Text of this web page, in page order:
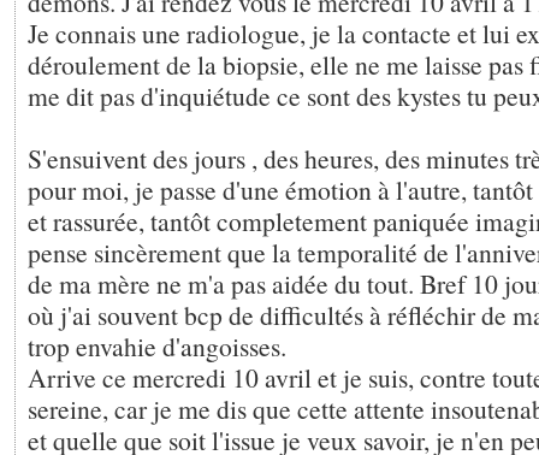
Je connais une radiologue, je la contacte et lui
déroulement de la biopsie, elle ne me laisse pas
me dit pas d'inquiétude ce sont des kystes tu
S'ensuivent des jours , des heures, des minutes
pour moi, je passe d'une émotion à l'autre,
et rassurée, tantôt completement paniquée
pense sincèrement que la temporalité de
de ma mère ne m'a pas aidée du tout. Bref 10
où j'ai souvent bcp de difficultés à réfléchir de
trop envahie d'angoisses.
Arrive ce mercredi 10 avril et je suis, contre
sereine, car je me dis que cette attente
et quelle que soit l'issue je veux savoir, je n'en